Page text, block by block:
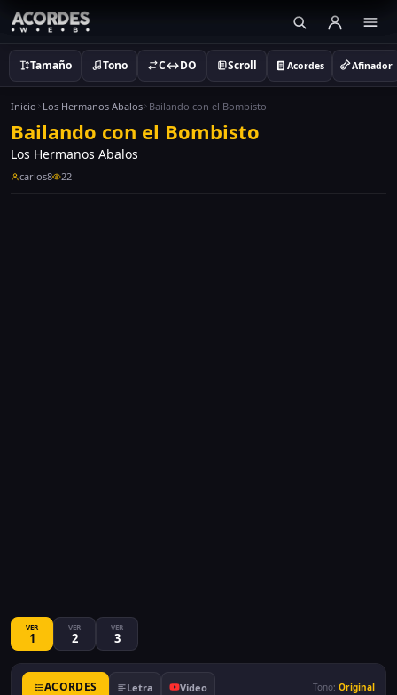
Tamaño Tono C↔DO Scroll Acordes Afinador
Inicio Los Hermanos Abalos Bailando con el Bombisto
Bailando con el Bombisto
Los Hermanos Abalos
carlos8 22
VER
1
VER
2
VER
3
ACORDES Letra Video Tono: Original